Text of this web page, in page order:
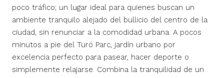
poco tráfico; un lugar ideal para quienes buscan un
ambiente tranquilo alejado del bullicio del centro de la
ciudad, sin renunciar a la comodidad urbana. A pocos
minutos a pie del Turó Parc, jardín urbano por
excelencia perfecto para pasear, hacer deporte o
simplemente relajarse. Combina la tranquilidad de un